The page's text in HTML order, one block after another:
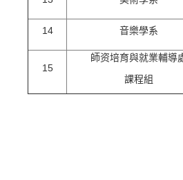
14 音樂學系
15
師资培育與就業輔導
課程組